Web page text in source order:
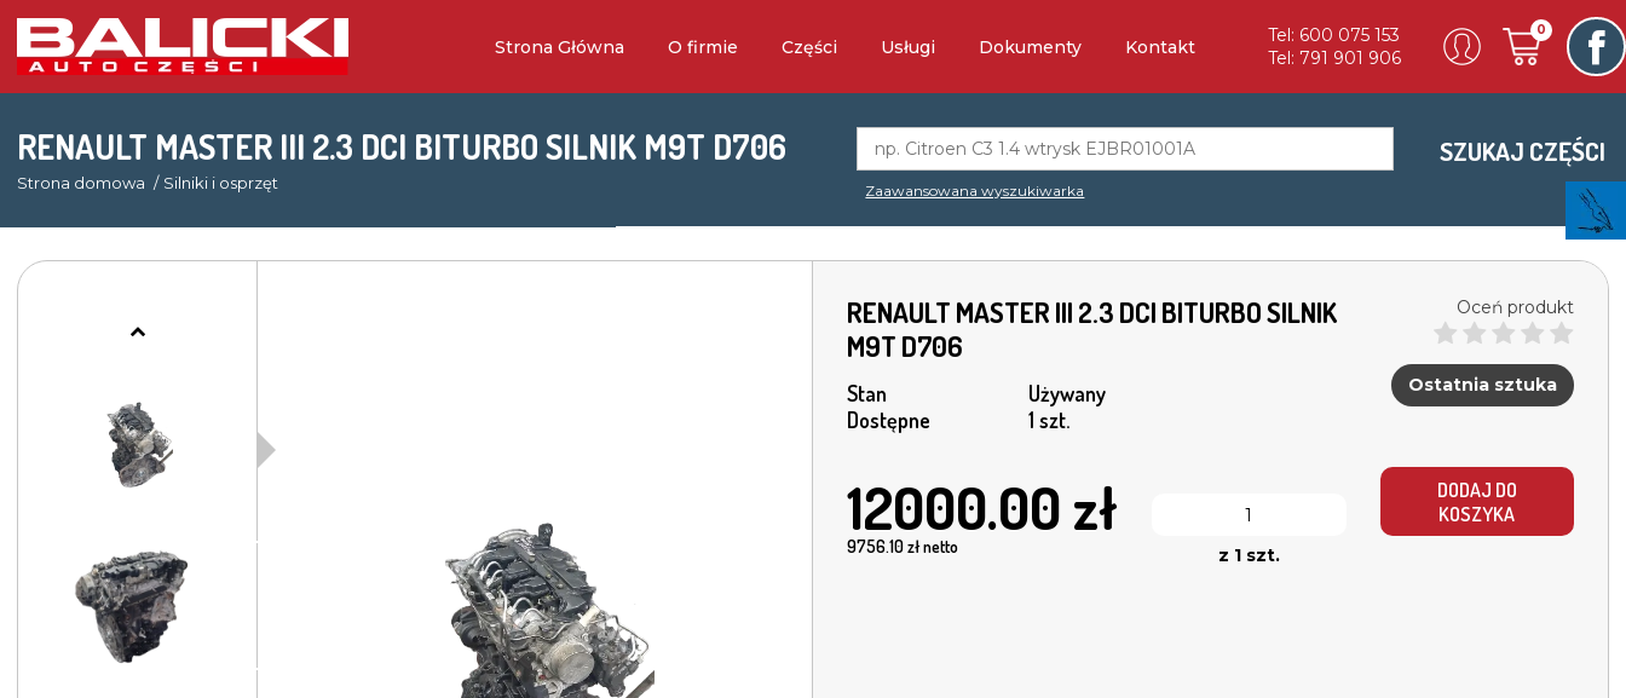
Strona Główna O firmie Części Usługi Dokumenty Kontakt
Tel: 600 075 153
Tel: 791 901 906
0
RENAULT MASTER III 2.3 DCI BITURBO SILNIK M9T D706
Strona domowa Silniki i osprzęt Zaawansowana wyszukiwarka
SZUKAJ CZĘŚCI
RENAULT MASTER III 2.3 DCI BITURBO SILNIK
M9T D706
Stan
Używany
Dostępne
1 szt.
Oceń produkt
Ostatnia sztuka
12000.00 zł
9756.10zł netto z 1 szt.
DODAJ DO
KOSZYKA